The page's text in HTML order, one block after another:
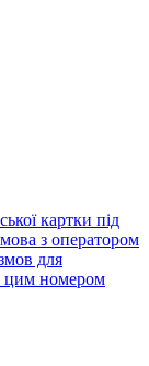
картки під
з оператором
для
цим номером